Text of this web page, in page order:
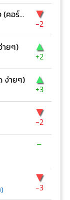
ก่อนที่โลกทั้งใบมันพัง (คอร์ด ง่ายๆ) ▼
-2
ายๆ) ▲
+2
ง่ายๆ) ▲
+3
▼
-2
-
▼
-3